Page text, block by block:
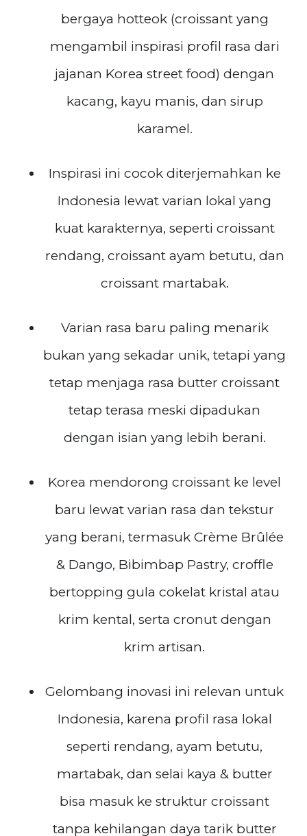
bergaya hotteok (croissant yang
mengambil inspirasi profil rasa dari
jajanan Korea street food) dengan
kacang, kayu manis, dan sirup
karamel.
Inspirasi ini cocok diterjemahkan ke
Indonesia lewat varian lokal yang
kuat karakternya, seperti croissant
rendang, croissant ayam betutu, dan
croissant martabak.
Varian rasa baru paling menarik
bukan yang sekadar unik, tetapi yang
tetap menjaga rasa butter croissant
tetap terasa meski dipadukan
dengan isian yang lebih berani.
Korea mendorong croissant ke level
baru lewat varian rasa dan tekstur
yang berani, termasuk Crème Brûlée
& Dango, Bibimbap Pastry, croffle
bertopping gula cokelat kristal atau
krim kental, serta cronut dengan
krim artisan.
Gelombang inovasi ini relevan untuk
Indonesia, karena profil rasa lokal
seperti rendang, ayam betutu,
martabak, dan selai kaya & butter
bisa masuk ke struktur croissant
tanpa kehilangan daya tarik butter